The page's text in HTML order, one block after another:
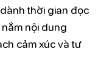
thời gian đọc
nội dung
cảm xúc và tư